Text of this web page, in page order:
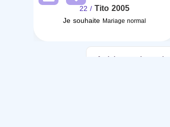
Tito 2005
/ 22
Je souhaite Mariage normal
Articles sur le mariage